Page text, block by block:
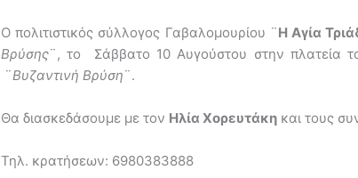
Ο πολιτιστικός σύλλογος Γαβαλομουρίου ¨Η Αγία
Βρύσης¨, το Σάββατο 10 Αυγούστου στην πλατεία
¨Βυζαντινή Βρύση¨.
Θα διασκεδάσουμε με τον Ηλία Χορευτάκη και τους
Τηλ. κρατήσεων: 6980383888